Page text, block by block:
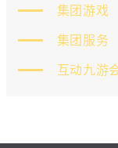
集团游戏
集团服务
互动九游